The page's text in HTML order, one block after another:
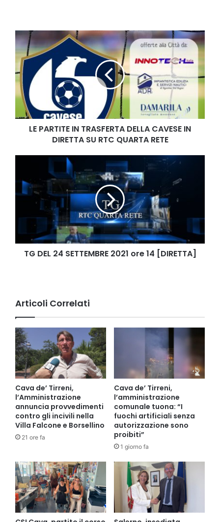
LE
PARTITE
IN
TRASFERTA
DELLA
CAVESE
IN
DIRETTA
SU
RTC
QUARTA
LE PARTITE IN TRASFERTA DELLA CAVESE IN
DIRETTA SU RTC QUARTA RETE
24
SETTEMBRE
2021
[DIRETTA]
TG DEL 24 SETTEMBRE 2021 ore 14 [DIRETTA]
Articoli Correlati
Cava de’ Tirreni,
l’Amministrazione
annuncia provvedimenti
contro gli incivili nella
Villa Falcone e Borsellino
21 ore fa
Cava de’ Tirreni,
l’amministrazione
comunale tuona: “I
fuochi artificiali senza
autorizzazione sono
proibiti”
1 giorno fa